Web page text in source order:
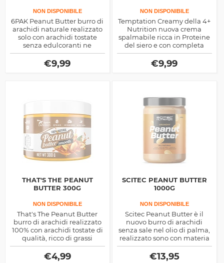
NON DISPONIBILE
6PAK Peanut Butter burro di
arachidi naturale realizzato
solo con arachidi tostate
senza edulcoranti ne
dolcificanti, si tratta di un
alimento proteico ed
energetico
€9,99
NON DISPONIBILE
Temptation Creamy della 4+
Nutrition nuova crema
spalmabile ricca in Proteine
del siero e con completa
assenza di Zuccheri, ideale
per uno snack salutare.
€9,99
THAT'S THE PEANUT
BUTTER 300G
NON DISPONIBILE
That's The Peanut Butter
burro di arachidi realizzato
100% con arachidi tostate di
qualità, ricco di grassi
energetici e antiossdianti
non che di proteine nobili
€4,99
SCITEC PEANUT BUTTER
1000G
NON DISPONIBILE
Scitec Peanut Butter è il
nuovo burro di arachidi
senza sale nel olio di palma,
realizzato sono con materia
prima di elevata qualità,
ricco di acidi grassi
€13,95